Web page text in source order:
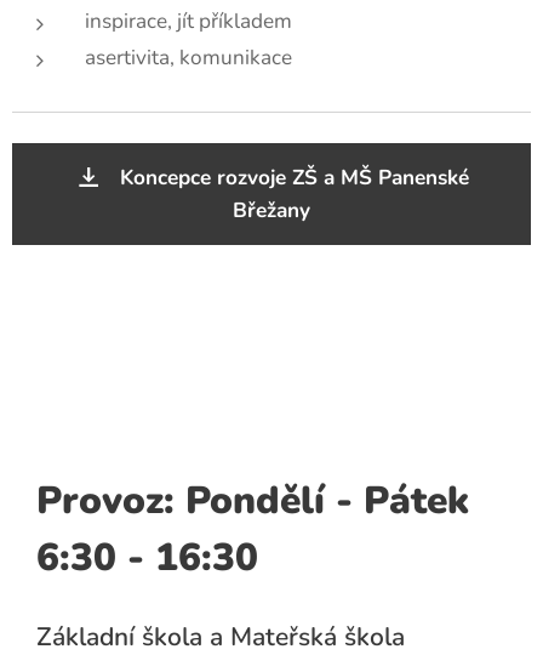
inspirace, jít příkladem
asertivita, komunikace
Koncepce rozvoje ZŠ a MŠ Panenské
Břežany
Provoz: Pondělí - Pátek
6:30 - 16:30
Základní škola a Mateřská škola